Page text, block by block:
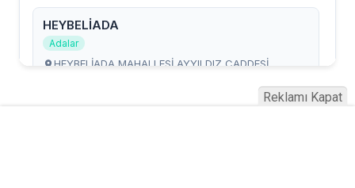
Reklamı Kapat